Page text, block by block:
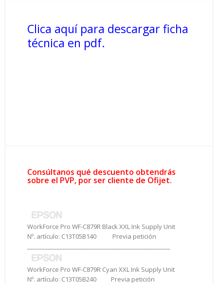
Clica aquí para descargar ficha
técnica en pdf.
Consúltanos qué descuento obtendrás
sobre el PVP, por ser cliente de Ofijet.
WorkForce Pro WF-C879R Black XXL Ink Supply Unit
Nº. artículo: C13T05B140 Previa petición
WorkForce Pro WF-C879R Cyan XXL Ink Supply Unit
Nº. artículo: C13T05B240 Previa petición